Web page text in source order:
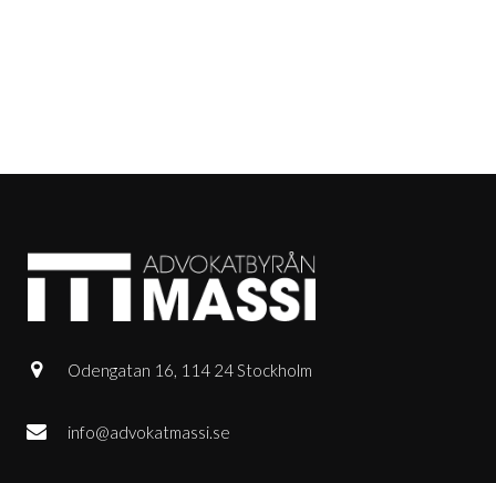
Odengatan 16, 114 24 Stockholm
info@advokatmassi.se